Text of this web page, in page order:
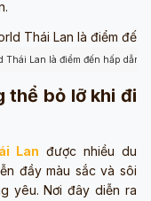
Thái Lan là điểm đến hấp dẫn
thể bỏ lỡ khi đi
Lan được nhiều du
đầy màu sắc và sôi
yêu. Nơi đây diễn ra